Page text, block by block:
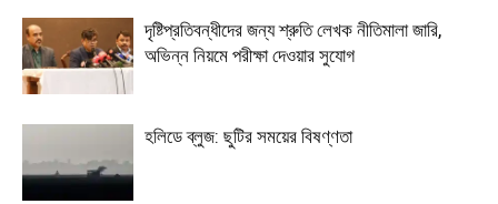
দৃষ্টিপ্রতিবন্ধীদের জন্য শ্রুতি লেখক নীতিমালা জারি,
অভিন্ন নিয়মে পরীক্ষা দেওয়ার সুযোগ
হলিডে ব্লুজ: ছুটির সময়ের বিষণ্ণতা